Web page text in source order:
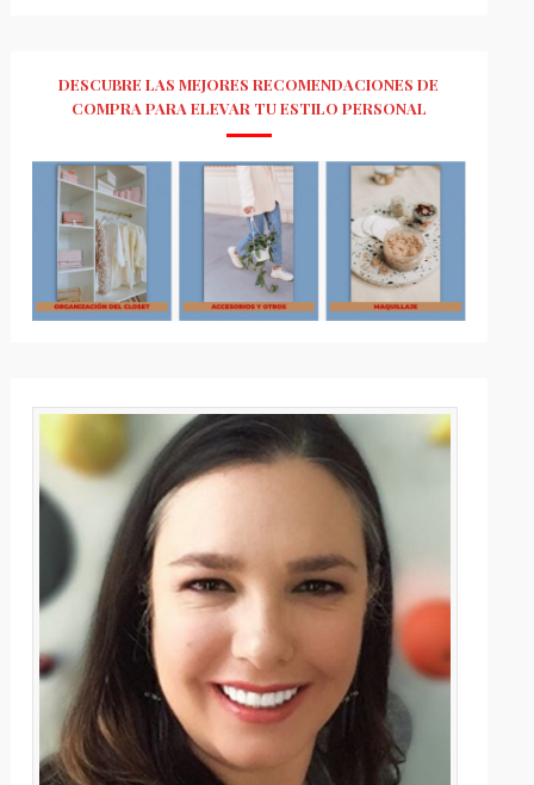
DESCUBRE LAS MEJORES RECOMENDACIONES DE
COMPRA PARA ELEVAR TU ESTILO PERSONAL